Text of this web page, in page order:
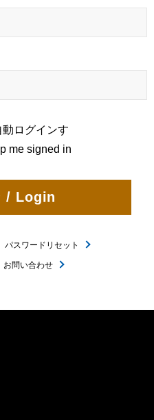
ログインす
signed in
パスワードリセット
お問い合わせ